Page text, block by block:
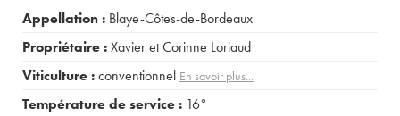
Appellation : Blaye-Côtes-de-Bordeaux
Propriétaire :Xavier et Corinne Loriaud
Viticulture :conventionnel En savoir plus...
Température de service : 16°